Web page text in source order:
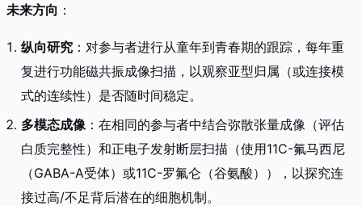
未来方向 ：
纵向研究 ：对参与者进行从童年到青春期的跟踪，每年重
复进行功能磁共振成像扫描，以观察亚型归属（或连接模
式的连续性）是否随时间稳定。
多模态成像 ：在相同的参与者中结合弥散张量成像（评估
白质完整性）和正电子发射断层扫描（使用11C-氟马西尼
（GABA-A受体）或11C-罗氟仑（谷氨酸）），以探究连
接过高/不足背后潜在的细胞机制。